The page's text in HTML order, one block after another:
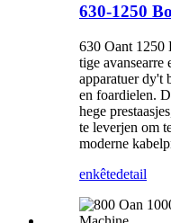
630-1250
630 Oant 1250
tige
apparatuer dy't
en foardielen.
hege
te leverjen om
moderne
enkêtedetail